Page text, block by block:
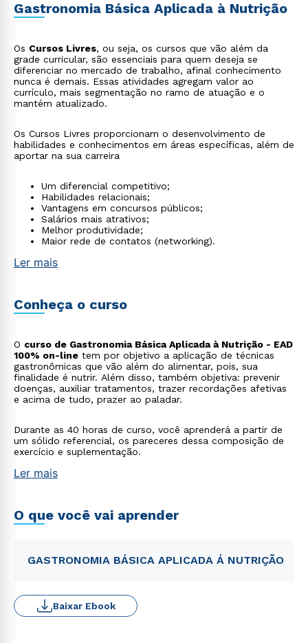
Gastronomia Básica Aplicada à Nutrição
Os Cursos Livres, ou seja, os cursos que vão além da
grade curricular, são essenciais para quem deseja se
diferenciar no mercado de trabalho, afinal conhecimento
nunca é demais. Essas atividades agregam valor ao
currículo, mais segmentação no ramo de atuação e o
mantém atualizado.
Os Cursos Livres proporcionam o desenvolvimento de
habilidades e conhecimentos em áreas específicas, além de
aportar na sua carreira
Um diferencial competitivo;
Habilidades relacionais;
Vantagens em concursos públicos;
Salários mais atrativos;
Melhor produtividade;
Maior rede de contatos (networking).
Ler mais
Conheça o curso
O curso de Gastronomia Básica Aplicada à Nutrição - EAD
100% on-line tem por objetivo a aplicação de técnicas
gastronômicas que vão além do alimentar, pois, sua
finalidade é nutrir. Além disso, também objetiva: prevenir
doenças, auxiliar tratamentos, trazer recordações afetivas
e acima de tudo, prazer ao paladar.
Durante as 40 horas de curso, você aprenderá a partir de
um sólido referencial, os pareceres dessa composição de
exercício e suplementação.
Ler mais
O que você vai aprender
GASTRONOMIA BÁSICA APLICADA Á NUTRIÇÃO
Baixar Ebook